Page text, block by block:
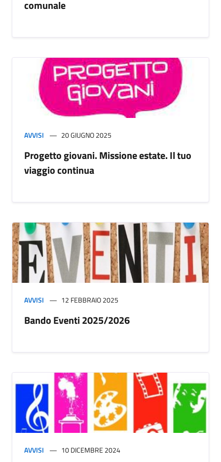
comunale
AVVISI 20 GIUGNO 2025
Progetto giovani. Missione estate. Il tuo
viaggio continua
AVVISI 12 FEBBRAIO 2025
Bando Eventi 2025/2026
AVVISI 10 DICEMBRE 2024